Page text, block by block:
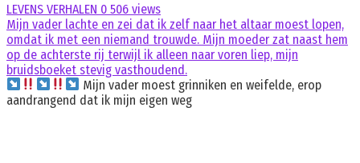
LEVENS VERHALEN 0 506 views
Mijn vader lachte en zei dat ik zelf naar het altaar moest lopen,
omdat ik met een niemand trouwde. Mijn moeder zat naast hem
op de achterste rij terwijl ik alleen naar voren liep, mijn
bruidsboeket stevig vasthoudend.
Mijn vader moest grinniken en weifelde, erop
aandrangend dat ik mijn eigen weg